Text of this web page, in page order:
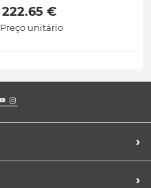
222.65 €
Preço unitário
›
›